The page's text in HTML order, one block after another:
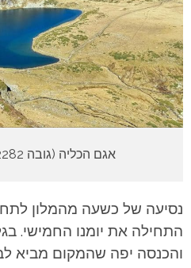
אגם הכליה (גובה 2282 מ', עומק 28 מ')
נסיעה של כשעה מהמלון
התחילה את יומנו החמישי.
והכנסה יפה שהמקום מביא